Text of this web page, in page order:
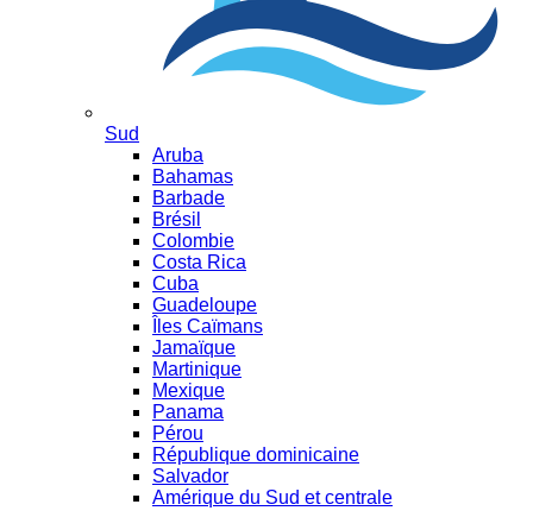
Sud
Aruba
Bahamas
Barbade
Brésil
Colombie
Costa Rica
Cuba
Guadeloupe
Îles Caïmans
Jamaïque
Martinique
Mexique
Panama
Pérou
République dominicaine
Salvador
Amérique du Sud et centrale